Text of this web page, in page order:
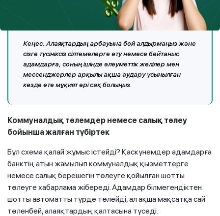
Кеңес: Алаяқтардың арбауына бой алдырмаңыз және
сізге түсініксіз сілтемелерге өту немесе бейтаныс
адамдарға, соның ішінде әлеуметтік желілер мен
мессенджерлер арқылы ақша аудару ұсынылған
кезде өте мұқият әрі сақ болыңыз.
Коммуналдық төлемдер немесе салық төлеу
бойынша жалған түбіртек
Бұл схема қалай жұмыс істейді? Қаскүнемдер адамдарға
банктің атын жамылып коммуналдық қызметтерге
немесе салық берешегін төлеуге қойылған шотты
төлеуге хабарлама жібереді. Адамдар білмегендіктен
шотты автоматты түрде төлейді, ал ақша мақсатқа сай
төленбей, алаяқтардың қалтасына түседі.